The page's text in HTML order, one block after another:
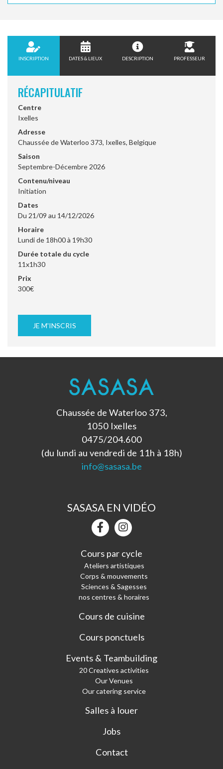
INSCRIPTION DATES & LIEUX DESCRIPTION PROFESSEUR
RÉCAPITULATIF
Centre
Ixelles
Adresse
Chaussée de Waterloo 373, Ixelles, Belgique
Saison
Septembre-Décembre 2026
Contenu/niveau
Initiation
Dates
Du 21/09 au 14/12/2026
Horaire
Lundi de 18h00 à 19h30
Durée totale du cycle
11x1h30
Prix
300€
JE M'INSCRIS
Chaussée de Waterloo 373,
1050 Ixelles
0475/204.600
(du lundi au vendredi de 11h à 18h)
info@sasasa.be
SASASA EN VIDÉO
Cours par cycle
Ateliers artistiques
Corps & mouvements
Sciences & Sagesses
nos centres & horaires
Cours de cuisine
Cours ponctuels
Events & Teambuilding
20 Creatives activities
Our Venues
Our catering service
Salles à louer
Jobs
Contact